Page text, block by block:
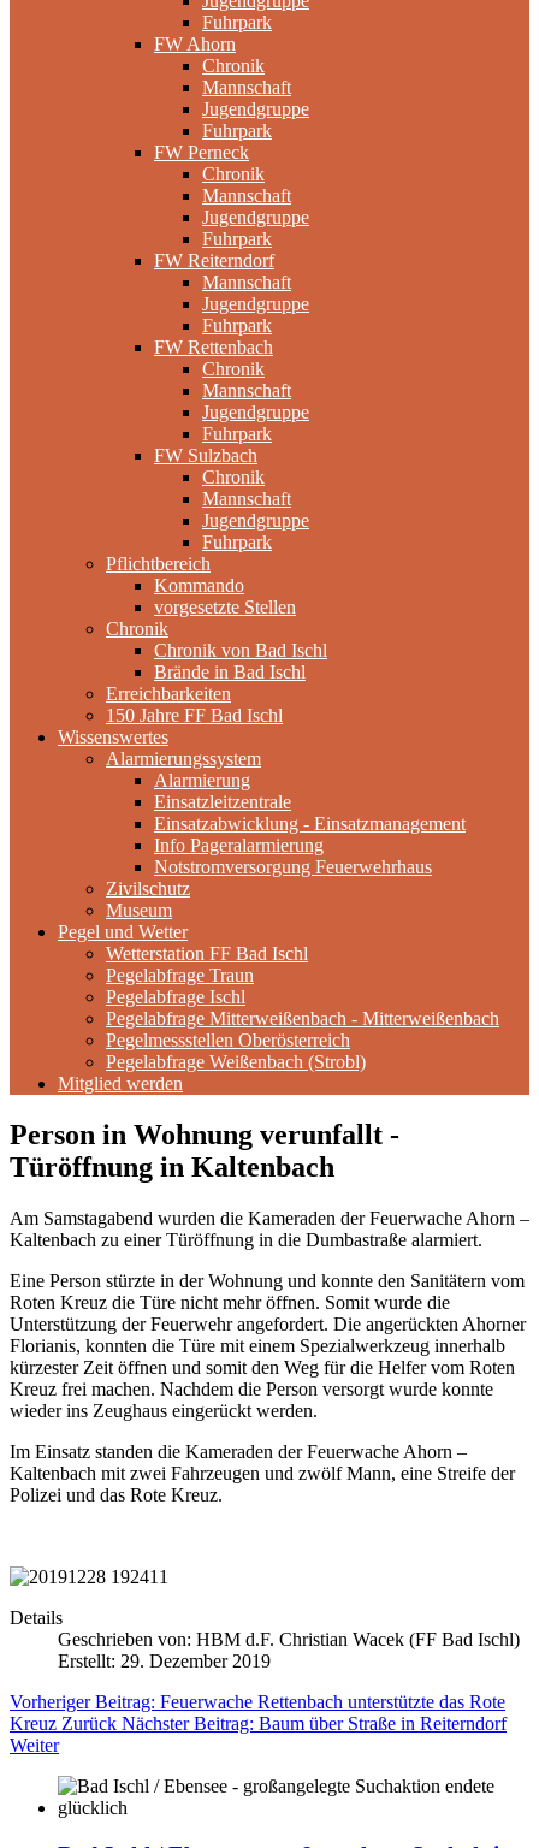
Fuhrpark
FW Ahorn
Chronik
Mannschaft
Jugendgruppe
Fuhrpark
FW Perneck
Chronik
Mannschaft
Jugendgruppe
Fuhrpark
FW Reiterndorf
Mannschaft
Jugendgruppe
Fuhrpark
FW Rettenbach
Chronik
Mannschaft
Jugendgruppe
Fuhrpark
FW Sulzbach
Chronik
Mannschaft
Jugendgruppe
Fuhrpark
Pflichtbereich
Kommando
vorgesetzte Stellen
Chronik
Chronik von Bad Ischl
Brände in Bad Ischl
Erreichbarkeiten
150 Jahre FF Bad Ischl
Wissenswertes
Alarmierungssystem
Alarmierung
Einsatzleitzentrale
Einsatzabwicklung - Einsatzmanagement
Info Pageralarmierung
Notstromversorgung Feuerwehrhaus
Zivilschutz
Museum
Pegel und Wetter
Wetterstation FF Bad Ischl
Pegelabfrage Traun
Pegelabfrage Ischl
Pegelabfrage Mitterweißenbach - Mitterweißenbach
Pegelmessstellen Oberösterreich
Pegelabfrage Weißenbach (Strobl)
Mitglied werden
Person in Wohnung verunfallt -
Türöffnung in Kaltenbach
Am Samstagabend wurden die Kameraden der Feuerwache Ahorn –
Kaltenbach zu einer Türöffnung in die Dumbastraße alarmiert.
Eine Person stürzte in der Wohnung und konnte den Sanitätern vom
Roten Kreuz die Türe nicht mehr öffnen. Somit wurde die
Unterstützung der Feuerwehr angefordert. Die angerückten Ahorner
Florianis, konnten die Türe mit einem Spezialwerkzeug innerhalb
kürzester Zeit öffnen und somit den Weg für die Helfer vom Roten
Kreuz frei machen. Nachdem die Person versorgt wurde konnte
wieder ins Zeughaus eingerückt werden.
Im Einsatz standen die Kameraden der Feuerwache Ahorn –
Kaltenbach mit zwei Fahrzeugen und zwölf Mann, eine Streife der
Polizei und das Rote Kreuz.
Details
Geschrieben von: HBM d.F. Christian Wacek (FF Bad Ischl)
Erstellt: 29. Dezember 2019
Vorheriger Beitrag: Feuerwache Rettenbach unterstützte das Rote
Kreuz Zurück Nächster Beitrag: Baum über Straße in Reiterndorf
Weiter